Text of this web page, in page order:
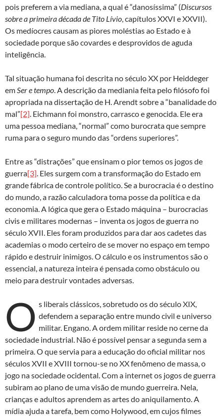
pois preferem a via mediana, a qual é “danosíssima” (Discursos
sobre a primeira década de Tito Lívio, capítulos XXVI e XXVII).
Os medíocres causam as piores moléstias ao Estado e à
sociedade porque são covardes e desprovidos de aguda
inteligência.
Tal situação humana foi descrita no século XX por Heiddeger
emSer e tempo. A descrição da mediania feita pelo filósofo foi
apropriada na dissertação de H. Arendt sobre a “banalidade do
mal”[2]. Eichmann foi monstro, carrasco e genocida. Ele era
uma pessoa mediana, “normal” como burocrata que sempre
ruma para o seguro mundo das “ordens superiores”.
Entre as “distrações” que ensinam o pior temos os jogos de
guerra[3]. Eles surgem com a transformação do Estado em
grande fábrica de controle político. Se a burocracia é o destino
do mundo, a razão calculadora toma posse da política e da
economia. A lógica que gera o Estado máquina – burocracias
civis e militares modernas – inventa os jogos de guerra no
século XVII. Eles foram produzidos para dar aos cadetes das
academias o modo certeiro de se mover no espaço em tempo
rápido e destruir inimigos. O cálculo e os instrumentos são o
essencial, a natureza inteira é pensada como obstáculo ou
meio para destruir vontades adversas.
O s liberais clássicos, sobretudo os do século XIX,
defendem a separação entre mundo civil e universo
militar. Engano. A ordem militar reside no cerne da
sociedade industrial. Não é possível pensar a segunda sem a
primeira. O que servia para a educação do oficial militar nos
séculos XVII e XVIII tornou-se no XX fenômeno de massa, o
jogo na sociedade ocidental. Com a internet os jogos de guerra
subiram ao plano de uma visão de mundo guerreira. Nela,
crianças e adultos aprendem as artes do aniquilamento. A
mídia ajuda a tarefa, bem como Holywood, em cujos filmes